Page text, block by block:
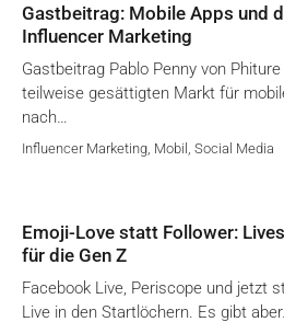
Gastbeitrag: Mobile Apps und
Influencer Marketing
Gastbeitrag Pablo Penny von
teilweise gesättigten Markt für
nach…
Influencer Marketing Mobil Social Media
Emoji-Love statt Follower:
für die Gen Z
Facebook Live, Periscope und jetzt
Live in den Startlöchern. Es gibt